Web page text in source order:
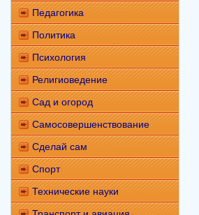
Педагогика
Политика
Психология
Религиоведение
Сад и огород
Самосовершенствование
Сделай сам
Спорт
Технические науки